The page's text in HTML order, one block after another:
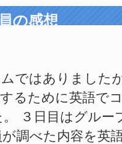
の感想
ではありました
るために英語で
３日目はグル
調べた内容を英